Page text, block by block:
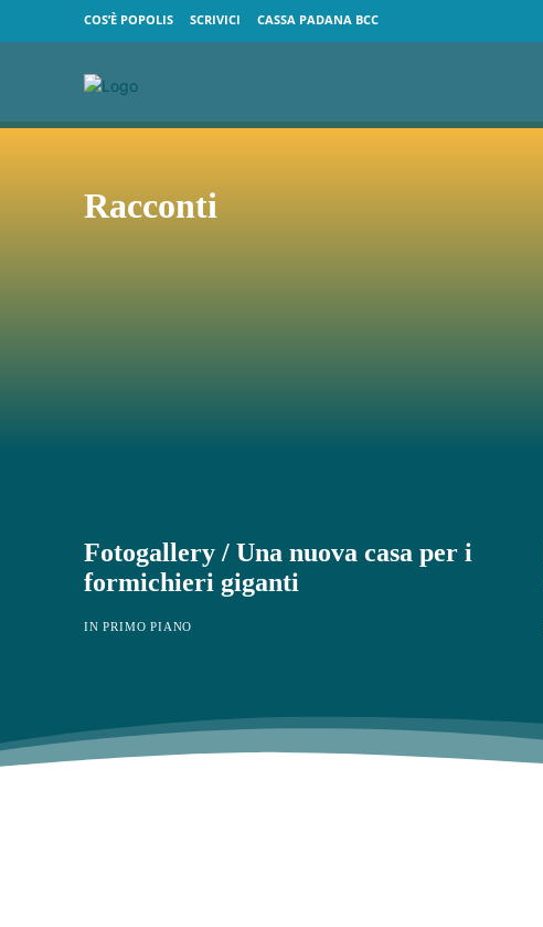
COS’È POPOLIS SCRIVICI CASSA PADANA BCC
Racconti
Fotogallery / Una nuova casa per i
formichieri giganti
IN PRIMO PIANO